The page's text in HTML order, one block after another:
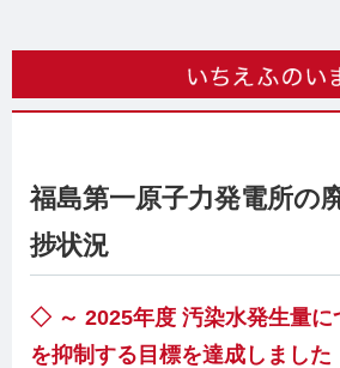
福島第一原子力発電所の
捗状況
◇ ～ 2025年度 汚染水発生量に
を抑制する目標を達成しました